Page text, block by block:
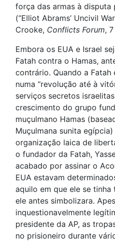
força das armas à disputa
(“Elliot Abrams’ Uncivil
Crooke, Conflicts Forum,
Embora os EUA e Israel
Fatah contra o Hamas,
contrário. Quando a Fatah
numa “revolução até à
serviços secretos
crescimento do grupo
muçulmano Hamas
Muçulmana sunita
organização laica de
o fundador da Fatah,
acabado por assinar o
EUA estavam
aquilo em que ele se
ele antes simbolizara.
inquestionavelmente
presidente da AP, as
no prisioneiro durante